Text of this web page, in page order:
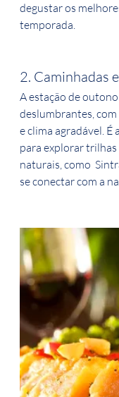
degustar os
temporada.
2. Caminhadas
A estação de
deslumbrantes,
e clima agradável. É
para explorar trilhas
naturais, como
se conectar com a